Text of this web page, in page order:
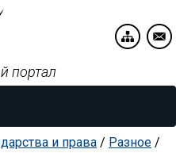
портал
и права / Разное /